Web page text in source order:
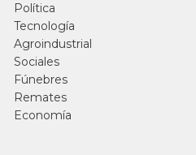
Política
Tecnología
Agroindustrial
Sociales
Fúnebres
Remates
Economía